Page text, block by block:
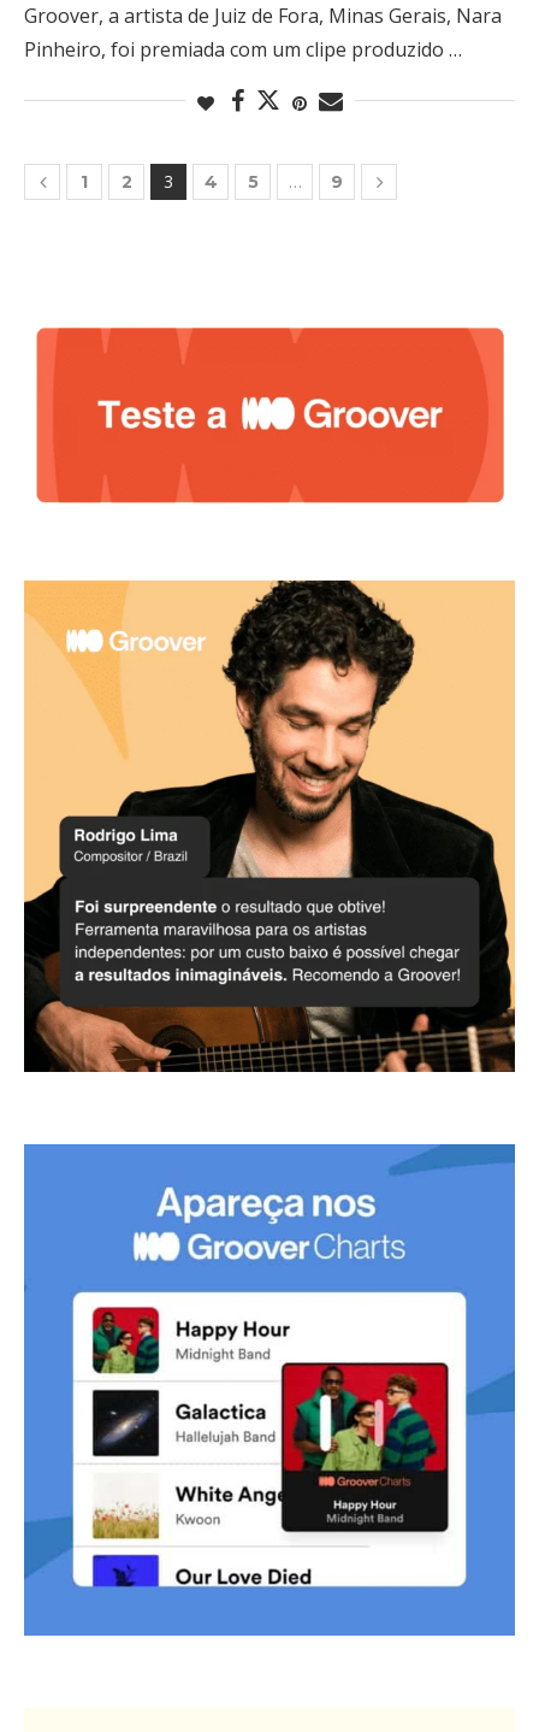
Groover, a artista de Juiz de Fora, Minas Gerais, Nara
Pinheiro, foi premiada com um clipe produzido …
1 2 3 4 5 … 9